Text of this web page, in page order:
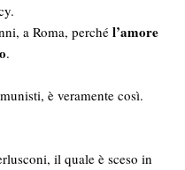
a Roma, perchél’amore
.
è veramente così.
il quale è sceso in